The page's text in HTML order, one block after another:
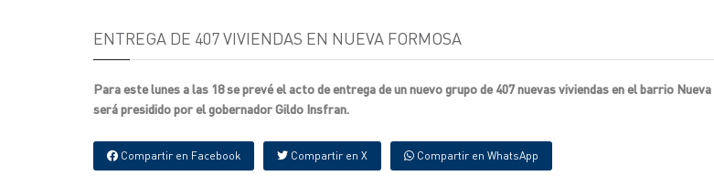
ENTREGA DE 407 VIVIENDAS EN NUEVA FORMOSA
Para este lunes a las 18 se prevé el acto de entrega de un nuevo grupo de 407 nuevas viviendas en el barrio
será presidido por el gobernador Gildo Insfran.
Compartir en Facebook Compartir en X Compartir en WhatsApp